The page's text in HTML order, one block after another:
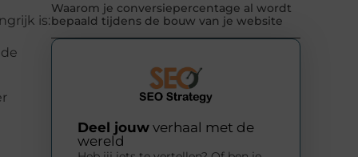
is:
Waarom je conversiepercentage al wordt
bepaald tijdens de bouw van je website
Deel jouw verhaal met de
wereld